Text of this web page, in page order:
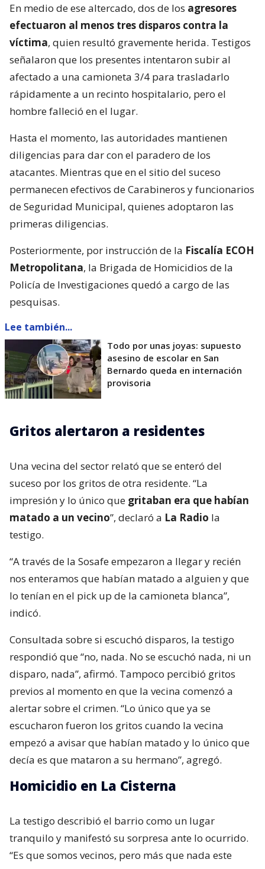
En medio de ese altercado, dos de los agresores
efectuaron al menos tres disparos contra la
víctima, quien resultó gravemente herida. Testigos
señalaron que los presentes intentaron subir al
afectado a una camioneta 3/4 para trasladarlo
rápidamente a un recinto hospitalario, pero el
hombre falleció en el lugar.
Hasta el momento, las autoridades mantienen
diligencias para dar con el paradero de los
atacantes. Mientras que en el sitio del suceso
permanecen efectivos de Carabineros y funcionarios
de Seguridad Municipal, quienes adoptaron las
primeras diligencias.
Posteriormente, por instrucción de la Fiscalía ECOH
Metropolitana, la Brigada de Homicidios de la
Policía de Investigaciones quedó a cargo de las
pesquisas.
Lee también...
Todo por unas joyas: supuesto
asesino de escolar en San
Bernardo queda en internación
provisoria
Gritos alertaron a residentes
Una vecina del sector relató que se enteró del
suceso por los gritos de otra residente. “La
impresión y lo único que gritaban era que habían
matado a un vecino”, declaró a La Radio la
testigo.
“A través de la Sosafe empezaron a llegar y recién
nos enteramos que habían matado a alguien y que
lo tenían en el pick up de la camioneta blanca”,
indicó.
Consultada sobre si escuchó disparos, la testigo
respondió que “no, nada. No se escuchó nada, ni un
disparo, nada”, afirmó. Tampoco percibió gritos
previos al momento en que la vecina comenzó a
alertar sobre el crimen. “Lo único que ya se
escucharon fueron los gritos cuando la vecina
empezó a avisar que habían matado y lo único que
decía es que mataron a su hermano”, agregó.
Homicidio en La Cisterna
La testigo describió el barrio como un lugar
tranquilo y manifestó su sorpresa ante lo ocurrido.
“Es que somos vecinos, pero más que nada este